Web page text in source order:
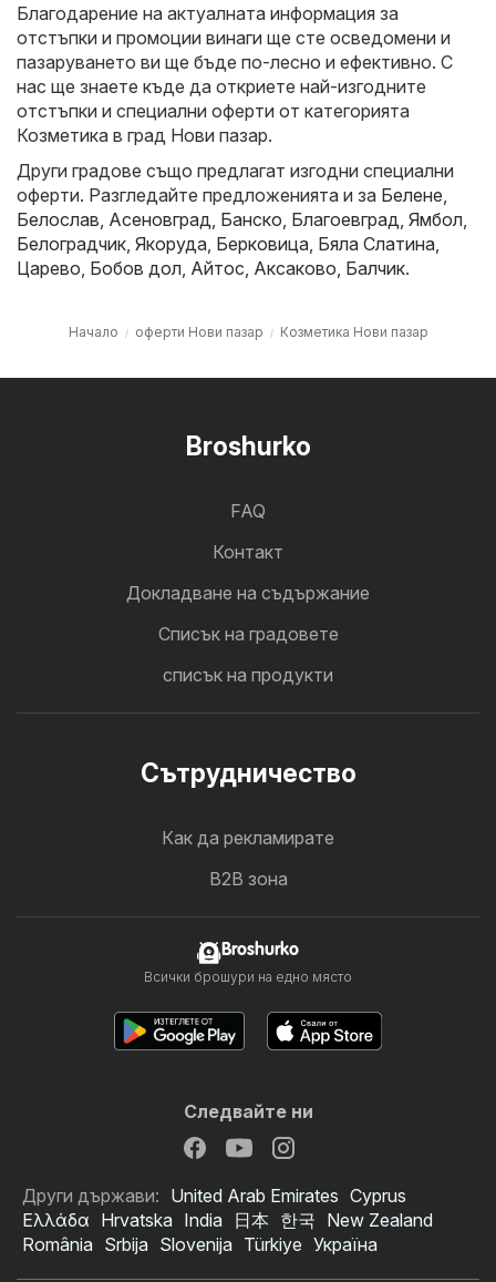
Благодарение на актуалната информация за
отстъпки и промоции винаги ще сте осведомени и
пазаруването ви ще бъде по-лесно и ефективно. С
нас ще знаете къде да откриете най-изгодните
отстъпки и специални оферти от категорията
Козметика в град Нови пазар.
Други градове също предлагат изгодни специални
оферти. Разгледайте предложенията и за Белене
Белослав Асеновград Банско Благоевград Ямбол
Белоградчик Якоруда Берковица Бяла Слатина
Царево Бобов дол Айтос Аксаково Балчик.
Начало оферти Нови пазар Козметика Нови пазар
Broshurko
FAQ
Контакт
Докладване на съдържание
Cписък на градовете
списък на продукти
Cътрудничество
Как да рекламирате
B2B зона
Broshurko
Всички брошури на едно място
Следвайте ни
Други държави: United Arab Emirates Cyprus
Ελλάδα Hrvatska India 日本 한국 New Zealand
România Srbija Slovenija Türkiye Україна